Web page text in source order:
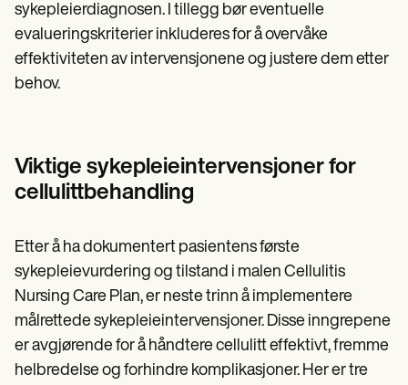
sykepleierdiagnosen. I tillegg bør eventuelle
evalueringskriterier inkluderes for å overvåke
effektiviteten av intervensjonene og justere dem etter
behov.
Viktige sykepleieintervensjoner for
cellulittbehandling
Etter å ha dokumentert pasientens første
sykepleievurdering og tilstand i malen Cellulitis
Nursing Care Plan, er neste trinn å implementere
målrettede sykepleieintervensjoner. Disse inngrepene
er avgjørende for å håndtere cellulitt effektivt, fremme
helbredelse og forhindre komplikasjoner. Her er tre